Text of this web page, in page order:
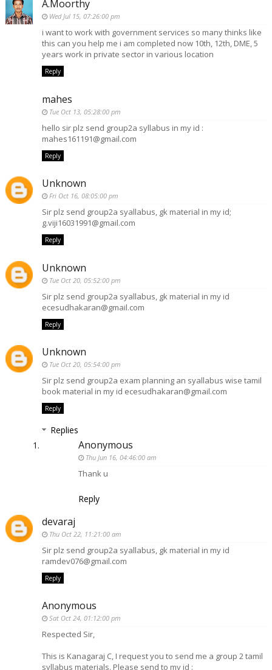
A.Moorthy
Wed Jul 15, 07:26:00 pm
i want to work with government services so many thinks like
this can you help me i am completed now 10th, 12th, DME, 5
years work in private sector in various location
Reply
mahes
Tue Oct 13, 05:28:00 pm
hello sir plz send group2a syllabus in my id :
mahes161191@gmail.com
Reply
Unknown
Fri Oct 16, 08:05:00 pm
Sir plz send group2a syallabus, gk material in my id;
g.viji16031991@gmail.com
Reply
Unknown
Tue Oct 20, 05:52:00 pm
Sir plz send group2a syallabus, gk material in my id
ecesudhakaran@gmail.com
Reply
Unknown
Tue Oct 20, 05:54:00 pm
Sir plz send group2a exam planning an syallabus wise tamil
book material in my id ecesudhakaran@gmail.com
Reply
Replies
Anonymous
Thu Jun 16, 04:46:00 am
Thank u
Reply
devaraj
Thu Oct 22, 11:21:00 am
Sir plz send group2a syallabus, gk material in my id
ramdev076@gmail.com
Reply
Anonymous
Sat Oct 24, 01:12:00 pm
Respected Sir,
This is Kanagaraj C, I request you to send me a group 2 tamil
syllabus materials. Please send to my id :